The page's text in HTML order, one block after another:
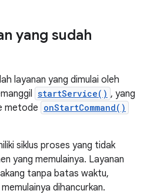
yang sudah
layanan yang dimulai oleh
startService() , yang
metode onStartCommand()
siklus proses yang tidak
yang memulainya. Layanan
tanpa batas waktu,
dihancurkan.